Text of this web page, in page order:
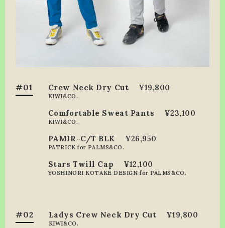
#01 Crew Neck Dry Cut ¥19,800
KIWI&CO.
Comfortable Sweat Pants ¥23,100
KIWI&CO.
PAMIR-C/T BLK ¥26,950
PATRICK for PALMS&CO.
Stars Twill Cap ¥12,100
YOSHINORI KOTAKE DESIGN for PALMS&CO.
#02 Ladys Crew Neck Dry Cut ¥19,800
KIWI&CO.